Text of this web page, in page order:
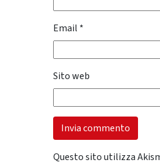
Email *
Sito web
Questo sito utilizza